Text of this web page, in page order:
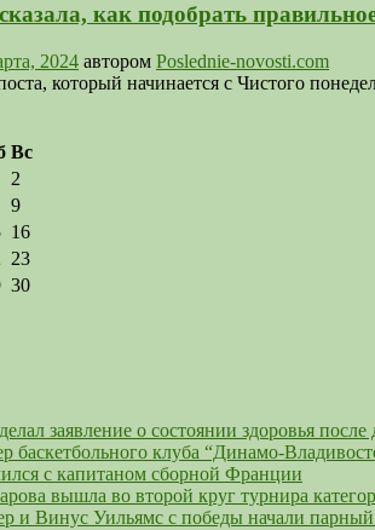
как подобрать
2024 автором Poslednie-novosti.com
который начинается с Чистого
Вс
2
9
16
23
30
заявление о состоянии здоровья
баскетбольного клуба “Динамо-
с капитаном сборной Франции
вышла во второй круг турнира
и Винус Уильямс с победы начали